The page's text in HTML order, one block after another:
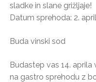
sladke in slane grižljaje!
Datum sprehoda: 2.
Buda vinski sod
Budastep vas 14.
na gastro sprehodu z